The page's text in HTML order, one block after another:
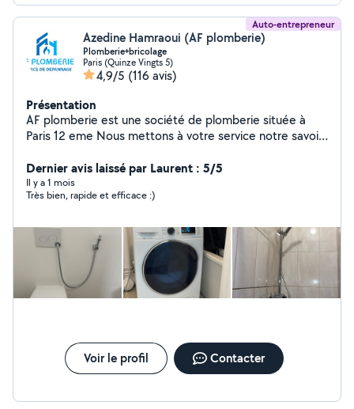
Auto-entrepreneur
Azedine Hamraoui (AF plomberie)
Plomberie+bricolage
Paris (Quinze Vingts 5)
4,9/5 (116 avis)
Présentation
AF plomberie est une société de plomberie située à
Paris 12 eme Nous mettons à votre service notre savoir-
installation, dépannage et entretien de plomberie. Nos
prestations couvrent : Réparation de fuites d'eau
Installation et entretien de chauffe-eau Rénovation de
rapide et urgent Pourquoi nous choisir ? Intervention
rapide et soignée Devis clair et transparent Artisan de
confiance avec plusieurs années d'expérience Service
disponible 7j/7 pour vos urgences Nous intervenons à
Paris et dans les environs îles de France
Dernier avis laissé par Laurent : 5/5
Il y a 1 mois
Très bien, rapide et efficace :)
Voir le profil Contacter